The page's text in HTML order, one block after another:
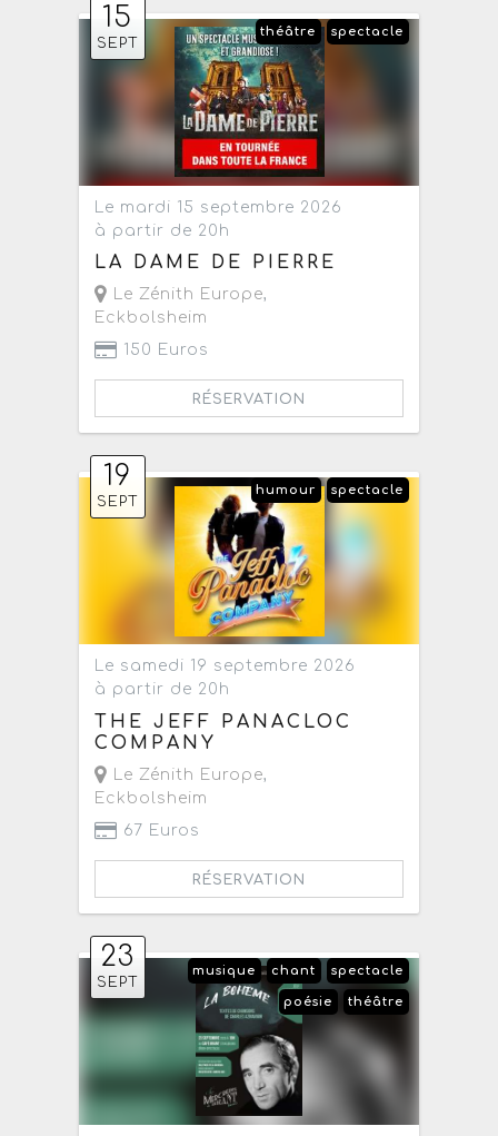
15
SEPT
spectacle
théâtre
Le mardi 15 septembre 2026
à partir de 20h
LA DAME DE PIERRE
Le Zénith Europe,
Eckbolsheim
150 Euros
RÉSERVATION
19
SEPT
spectacle
humour
Le samedi 19 septembre 2026
à partir de 20h
THE JEFF PANACLOC
COMPANY
Le Zénith Europe,
Eckbolsheim
67 Euros
RÉSERVATION
23
SEPT
spectacle
chant
musique
théâtre
poésie